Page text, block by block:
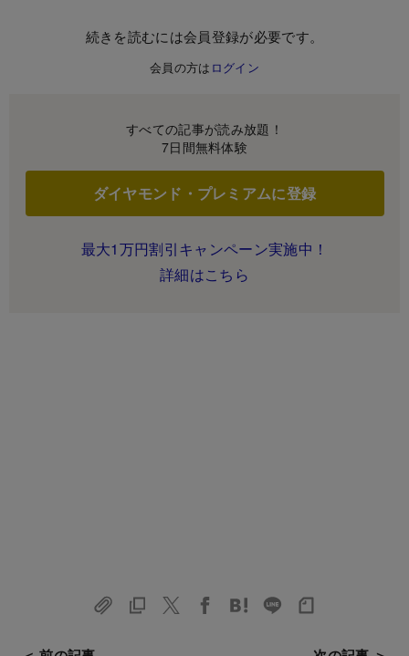
続きを読むには会員登録が必要です。
会員の方は ログイン
すべての記事が読み放題！
7日間無料体験
ダイヤモンド・プレミアムに登録
最大1万円割引キャンペーン実施中！
詳細はこちら